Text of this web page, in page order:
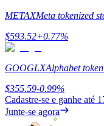
Launchpool
Staking flexível
METAXMeta tokenized
$593.52+0.77%
GOOGLXAlphabet
$355.59-0.99%
Cadastre-se e ganhe até
Junte-se agora